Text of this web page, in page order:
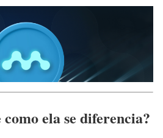
ela se diferencia?